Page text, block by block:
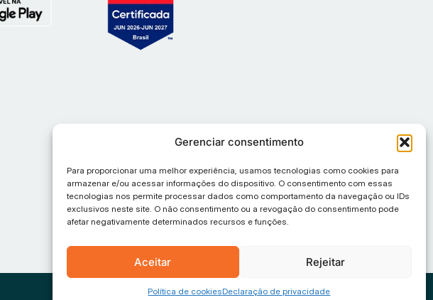
Gerenciar consentimento
Para proporcionar uma melhor experiência, usamos tecnologias como cookies para
armazenar e/ou acessar informações do dispositivo. O consentimento com essas
tecnologias nos permite processar dados como comportamento da navegação ou IDs
exclusivos neste site. O não consentimento ou a revogação do consentimento pode
afetar negativamente determinados recursos e funções.
Aceitar Rejeitar
Política de cookiesDeclaração de privacidade